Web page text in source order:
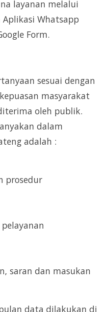
layanan melalui
Whatsapp
Form.
sesuai dengan
masyarakat
oleh publik.
dalam
adalah :
prosedur
saran dan masukan
data dilakukan di